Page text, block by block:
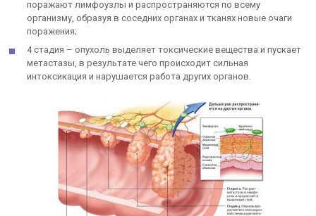
поражают лимфоузлы и распространяются по всему
организму, образуя в соседних органах и тканях новые очаги
поражения;
4 стадия – опухоль выделяет токсические вещества и пускает
метастазы, в результате чего происходит сильная
интоксикация и нарушается работа других органов.